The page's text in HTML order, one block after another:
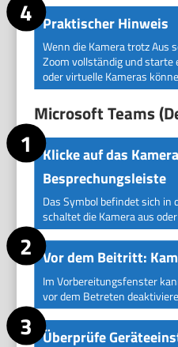
Praktischer Hinweis
Wenn die Kamera trotz Aus
Zoom vollständig und starte
oder virtuelle Kameras
Microsoft Teams
Klicke auf das
Besprechungsleiste
Das Symbol befindet sich in
schaltet die Kamera aus
Vor dem Beitritt:
Im Vorbereitungsfenster
vor dem Betreten
Überprüfe